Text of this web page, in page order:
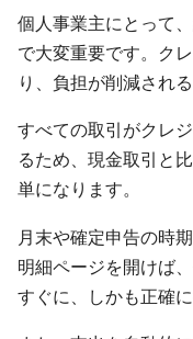
個人事業主にとって
で大変重要です。ク
り、負担が削減される
すべての取引がクレ
るため、現金取引と
単になります。
月末や確定申告の時
明細ページを開けば
すぐに、しかも正確